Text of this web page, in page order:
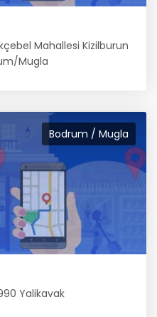
Mahallesi Kizilburun
Mugla
Bodrum / Mugla
Yalikavak